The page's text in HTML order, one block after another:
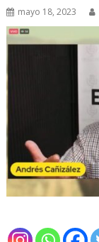
mayo 18, 2023